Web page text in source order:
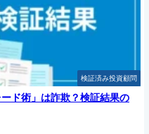
検証済み投資顧問
ド術」は詐欺？検証結果の